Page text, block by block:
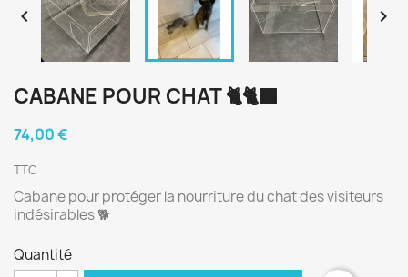
 
CABANE POUR CHAT 🐈🐈‍⬛
74,00 €
TTC
Cabane pour protéger la nourriture du chat des visiteurs
indésirables 🐕
Quantité